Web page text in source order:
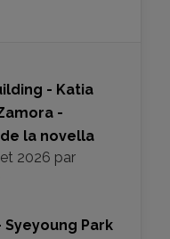
- Katia
-
la novella
2026 par
Syeyoung Park